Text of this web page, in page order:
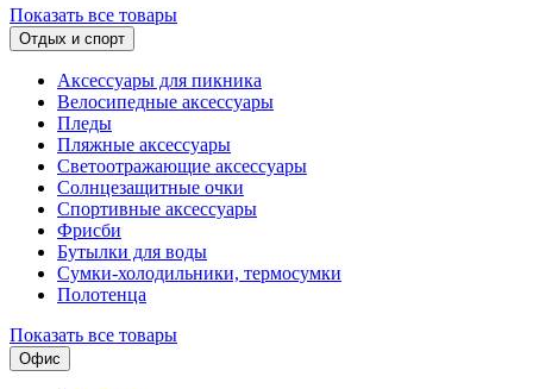
Показать все товары
Отдых и спорт
Аксессуары для пикника
Велосипедные аксессуары
Пледы
Пляжные аксессуары
Светоотражающие аксессуары
Солнцезащитные очки
Спортивные аксессуары
Фрисби
Бутылки для воды
Сумки-холодильники, термосумки
Полотенца
Показать все товары
Офис